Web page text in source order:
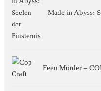
Made in Abyss:
Feen Mörder –